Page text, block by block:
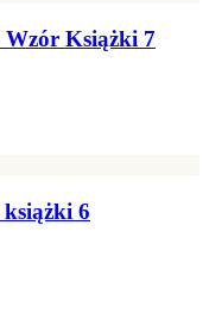
Książki 7
6